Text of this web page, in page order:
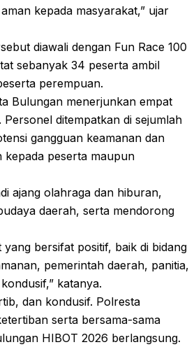
kepada masyarakat,” ujar
diawali dengan Fun Race 100
sebanyak 34 peserta ambil
perempuan.
Bulungan menerjunkan empat
ditempatkan di sejumlah
gangguan keamanan dan
kepada peserta maupun
ajang olahraga dan hiburan,
daerah, serta mendorong
bersifat positif, baik di bidang
pemerintah daerah, panitia,
katanya.
dan kondusif. Polresta
serta bersama-sama
HIBOT 2026 berlangsung.